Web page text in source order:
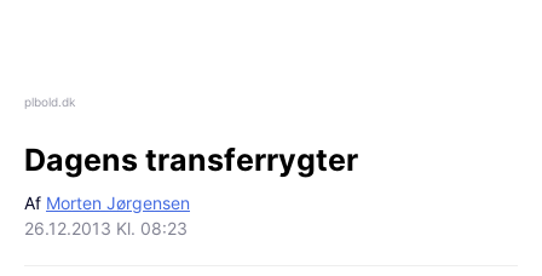
plbold.dk
Dagens transferrygter
Af Morten Jørgensen
26.12.2013 Kl. 08:23